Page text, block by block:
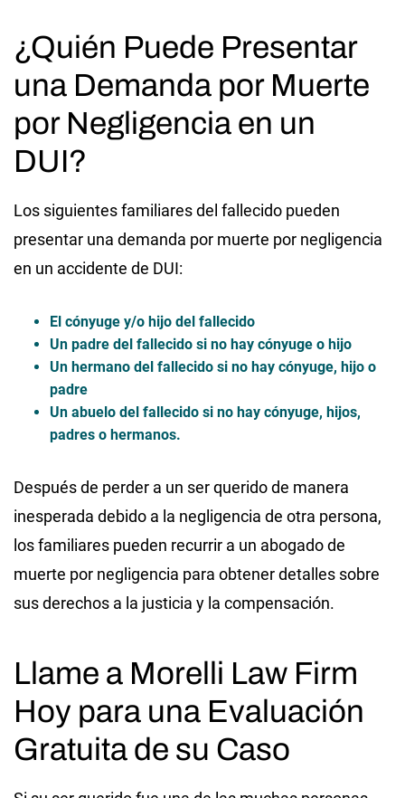
¿Quién Puede Presentar
una Demanda por Muerte
por Negligencia en un
DUI?
Los siguientes familiares del fallecido pueden
presentar una demanda por muerte por negligencia
en un accidente de DUI:
El cónyuge y/o hijo del fallecido
Un padre del fallecido si no hay cónyuge o hijo
Un hermano del fallecido si no hay cónyuge, hijo o
padre
Un abuelo del fallecido si no hay cónyuge, hijos,
padres o hermanos.
Después de perder a un ser querido de manera
inesperada debido a la negligencia de otra persona,
los familiares pueden recurrir a un abogado de
muerte por negligencia para obtener detalles sobre
sus derechos a la justicia y la compensación.
Llame a Morelli Law Firm
Hoy para una Evaluación
Gratuita de su Caso